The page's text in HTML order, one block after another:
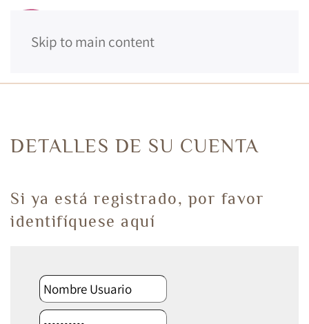
Skip to main content
DETALLES DE SU CUENTA
Si ya está registrado, por favor
identifíquese aquí